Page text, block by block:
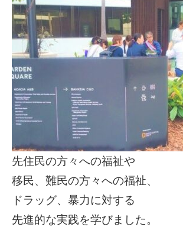
先住民の方々への福祉や
移民、難民の方々への福祉、
ドラッグ、暴力に対する
先進的な実践を学びました。